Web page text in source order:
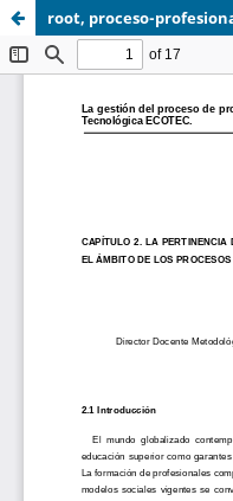
root, proceso-